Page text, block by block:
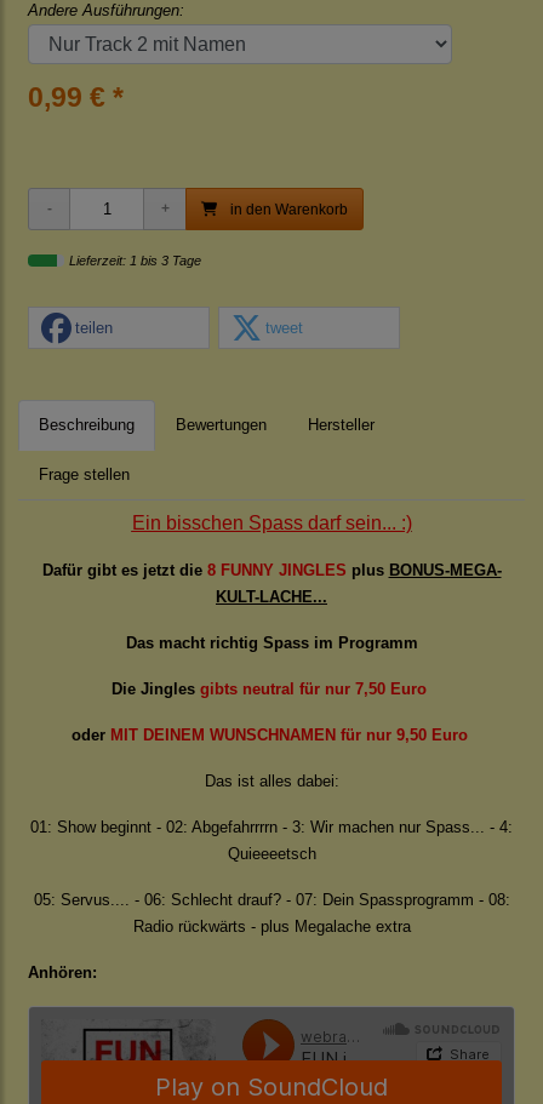
Andere Ausführungen:
0,99 € *
in den Warenkorb
Lieferzeit: 1 bis 3 Tage
teilen tweet
Beschreibung Bewertungen Hersteller
Frage stellen
Ein bisschen Spass darf sein... :)
Dafür gibt es jetzt die 8 FUNNY JINGLES plus BONUS-MEGA-
KULT-LACHE...
Das macht richtig Spass im Programm
Die Jingles gibts neutral für nur 7,50 Euro
oder MIT DEINEM WUNSCHNAMEN für nur 9,50 Euro
Das ist alles dabei:
01: Show beginnt - 02: Abgefahrrrrn - 3: Wir machen nur Spass... - 4:
Quieeeetsch
05: Servus.... - 06: Schlecht drauf? - 07: Dein Spassprogramm - 08:
Radio rückwärts - plus Megalache extra
Anhören: